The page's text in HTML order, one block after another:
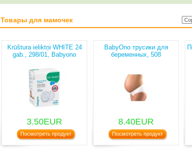
Товары для мамочек
Krūštura ieliktņi WHITE 24
gab., 298/01, Babyono
3.50EUR
Посмотреть продукт
BabyOno трусики для
беременных, 508
8.40EUR
Посмотреть продукт